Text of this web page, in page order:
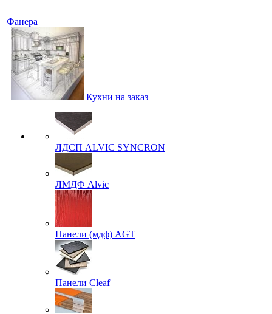
Фанера
Кухни на заказ
ЛДСП ALVIC SYNCRON
ЛМДФ Alvic
Панели (мдф) AGT
Панели Cleaf